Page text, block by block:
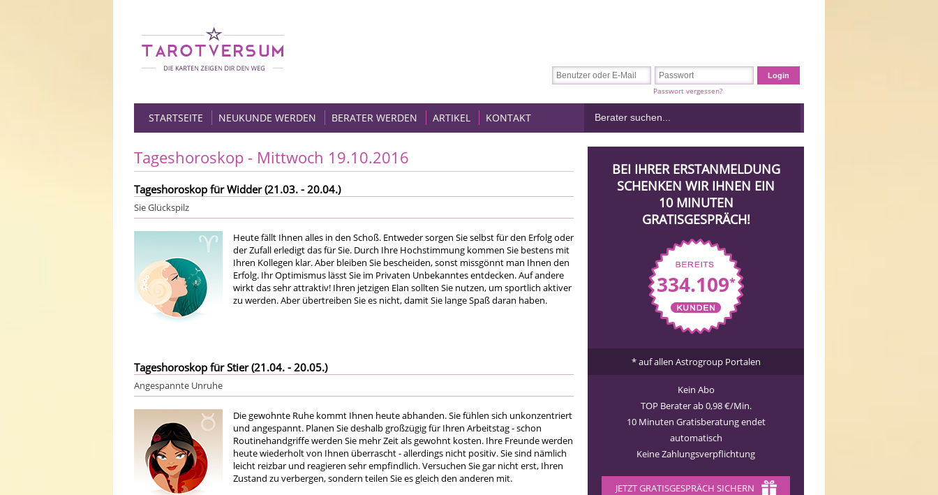
Passwort vergessen?
STARTSEITE NEUKUNDE WERDEN BERATER WERDEN ARTIKEL KONTAKT
BEI IHRER ERSTANMELDUNG
SCHENKEN WIR IHNEN EIN
10 MINUTEN
GRATISGESPRÄCH!
334.109*
* auf allen Astrogroup Portalen
Kein Abo
TOP Berater ab 0,98 €/Min.
10 Minuten Gratisberatung endet
automatisch
Keine Zahlungsverpflichtung
JETZT GRATISGESPRÄCH SICHERN
Tageshoroskop - Mittwoch 19.10.2016
Tageshoroskop für Widder (21.03. - 20.04.)
Sie Glückspilz
Heute fällt Ihnen alles in den Schoß. Entweder sorgen Sie selbst für den Erfolg oder
der Zufall erledigt das für Sie. Durch Ihre Hochstimmung kommen Sie bestens mit
Ihren Kollegen klar. Aber bleiben Sie bescheiden, sonst missgönnt man Ihnen den
Erfolg. Ihr Optimismus lässt Sie im Privaten Unbekanntes entdecken. Auf andere
wirkt das sehr attraktiv! Ihren jetzigen Elan sollten Sie nutzen, um sportlich aktiver
zu werden. Aber übertreiben Sie es nicht, damit Sie lange Spaß daran haben.
Tageshoroskop für Stier (21.04. - 20.05.)
Angespannte Unruhe
Die gewohnte Ruhe kommt Ihnen heute abhanden. Sie fühlen sich unkonzentriert
und angespannt. Planen Sie deshalb großzügig für Ihren Arbeitstag - schon
Routinehandgriffe werden Sie mehr Zeit als gewohnt kosten. Ihre Freunde werden
heute wiederholt von Ihnen überrascht - allerdings nicht positiv. Sie sind nämlich
leicht reizbar und reagieren sehr empfindlich. Versuchen Sie gar nicht erst, Ihren
Zustand zu verbergen, sondern teilen Sie es gleich den anderen mit.